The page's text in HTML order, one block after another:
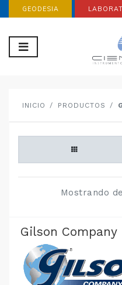
GEODESIA
INICIO PRODUCTOS
Mostrando
Gilson Company